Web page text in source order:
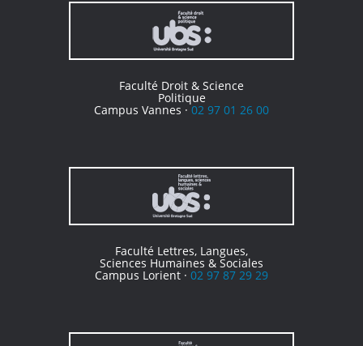
Faculté Droit & Science
Politique
Campus Vannes ·02 97 01 26 00
Faculté Lettres, Langues,
Sciences Humaines & Sociales
Campus Lorient · 02 97 87 29 29